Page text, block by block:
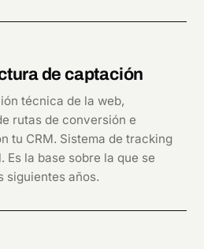
de captación
técnica de la web,
rutas de conversión e
tu CRM. Sistema de tracking
Es la base sobre la que se
siguientes años.